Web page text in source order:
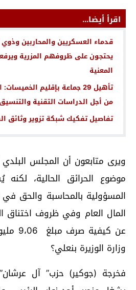
اقرأ أيضا...
قدماء العسكريين والمحاربين
يحتجون على ظروفهم المزرية
المعنية
تأهيل 29 جماعة بإقليم
من أجل الدراسات التقنية
تفاصيل تفكيك شبكة تزوير وثائق
ويرى متابعون أن المجلس
موضوع الحرائق الحالية،
المسؤولية بالمحاسبة والحق
المال العام وفي ظروف اختناق
عن
وزارة الوزيرة بنعلي؟
فخرجة (جوكير) حزب” آل